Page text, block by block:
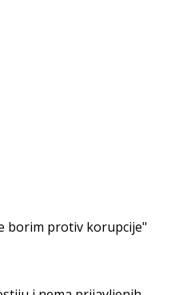
borim protiv korupcije"